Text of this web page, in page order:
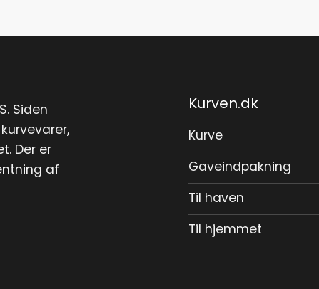
Siden
Der er
af
Kurven.dk
Kurve
Gaveindpakning
Til haven
Til hjemmet